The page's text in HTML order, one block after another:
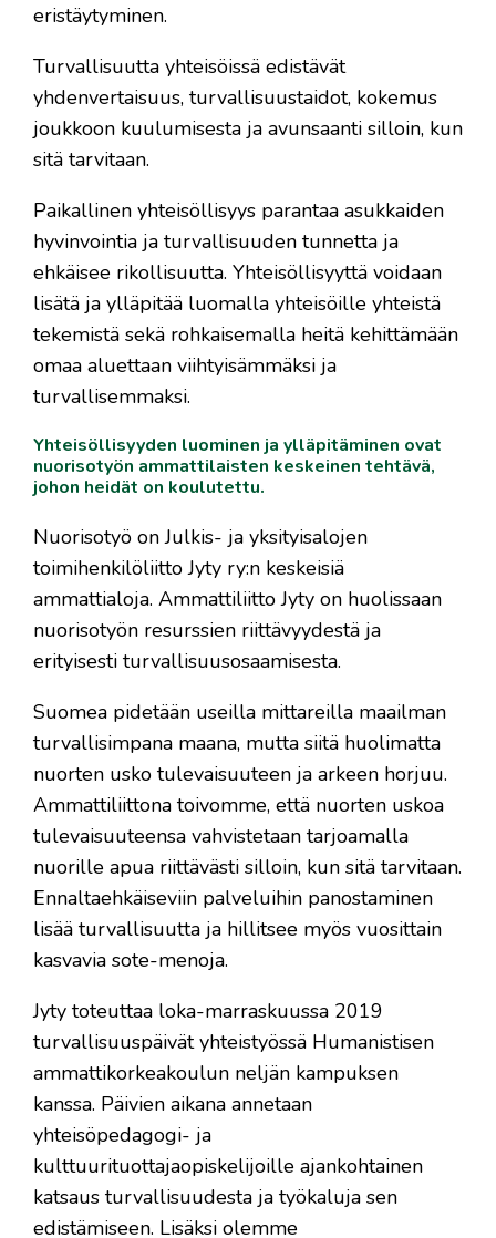
eristäytyminen.
Turvallisuutta yhteisöissä edistävät
yhdenvertaisuus, turvallisuustaidot, kokemus
joukkoon kuulumisesta ja avunsaanti silloin, kun
sitä tarvitaan.
Paikallinen yhteisöllisyys parantaa asukkaiden
hyvinvointia ja turvallisuuden tunnetta ja
ehkäisee rikollisuutta. Yhteisöllisyyttä voidaan
lisätä ja ylläpitää luomalla yhteisöille yhteistä
tekemistä sekä rohkaisemalla heitä kehittämään
omaa aluettaan viihtyisämmäksi ja
turvallisemmaksi.
Yhteisöllisyyden luominen ja ylläpitäminen ovat
nuorisotyön ammattilaisten keskeinen tehtävä,
johon heidät on koulutettu.
Nuorisotyö on Julkis- ja yksityisalojen
toimihenkilöliitto Jyty ry:n keskeisiä
ammattialoja. Ammattiliitto Jyty on huolissaan
nuorisotyön resurssien riittävyydestä ja
erityisesti turvallisuusosaamisesta.
Suomea pidetään useilla mittareilla maailman
turvallisimpana maana, mutta siitä huolimatta
nuorten usko tulevaisuuteen ja arkeen horjuu.
Ammattiliittona toivomme, että nuorten uskoa
tulevaisuuteensa vahvistetaan tarjoamalla
nuorille apua riittävästi silloin, kun sitä tarvitaan.
Ennaltaehkäiseviin palveluihin panostaminen
lisää turvallisuutta ja hillitsee myös vuosittain
kasvavia sote-menoja.
Jyty toteuttaa loka-marraskuussa 2019
turvallisuuspäivät yhteistyössä Humanistisen
ammattikorkeakoulun neljän kampuksen
kanssa. Päivien aikana annetaan
yhteisöpedagogi- ja
kulttuurituottajaopiskelijoille ajankohtainen
katsaus turvallisuudesta ja työkaluja sen
edistämiseen. Lisäksi olemme